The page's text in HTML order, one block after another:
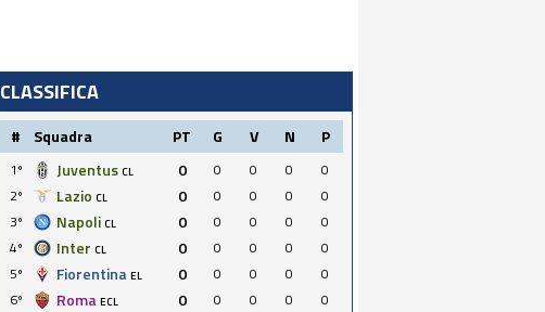
CLASSIFICA
# Squadra PT G V N P
1º Juventus CL 0 0 0 0
0
2º
Lazio CL 0 0 0 0
0
3º
Napoli CL 0 0 0 0
0
4º
Inter CL 0 0 0 0
0
5º
Fiorentina EL 0 0 0 0
0
6º
Roma ECL 0 0 0 0
0